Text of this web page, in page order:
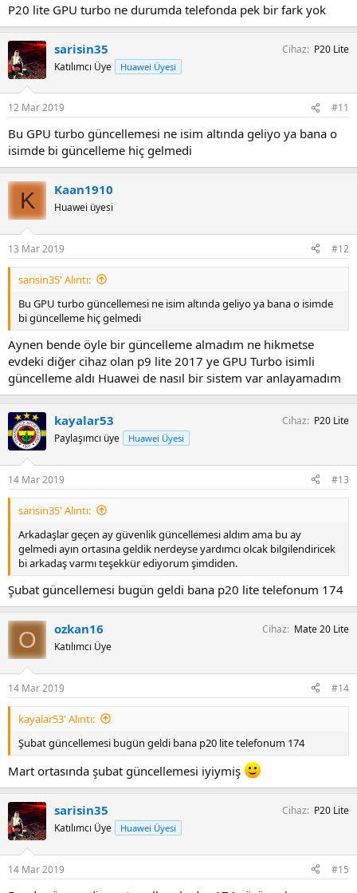
P20 lite GPU turbo ne durumda telefonda pek bir fark yok
sarisin35
Katılımcı Üye Huawei Üyesi
Cihaz P20 Lite
12 Mar 2019 #11
Bu GPU turbo güncellemesi ne isim altında geliyo ya bana o
isimde bi güncelleme hiç gelmedi
K Kaan1910
Huawei üyesi
13 Mar 2019 #12
sarisin35' Alıntı:
Bu GPU turbo güncellemesi ne isim altında geliyo ya bana o isimde
bi güncelleme hiç gelmedi
Aynen bende öyle bir güncelleme almadım ne hikmetse
evdeki diğer cihaz olan p9 lite 2017 ye GPU Turbo isimli
güncelleme aldı Huawei de nasıl bir sistem var anlayamadım
kayalar53
Paylaşımcı üye Huawei Üyesi
Cihaz P20 Lite
14 Mar 2019 #13
sarisin35' Alıntı:
Arkadaşlar geçen ay güvenlik güncellemesi aldım ama bu ay
gelmedi ayın ortasına geldik nerdeyse yardımcı olcak bilgilendiricek
bi arkadaş varmı teşekkür ediyorum şimdiden.
Şubat güncellemesi bugün geldi bana p20 lite telefonum 174
O ozkan16
Katılımcı Üye
Cihaz Mate 20 Lite
14 Mar 2019 #14
kayalar53' Alıntı:
Şubat güncellemesi bugün geldi bana p20 lite telefonum 174
Mart ortasında şubat güncellemesi iyiymiş
sarisin35
Katılımcı Üye Huawei Üyesi
Cihaz P20 Lite
14 Mar 2019 #15